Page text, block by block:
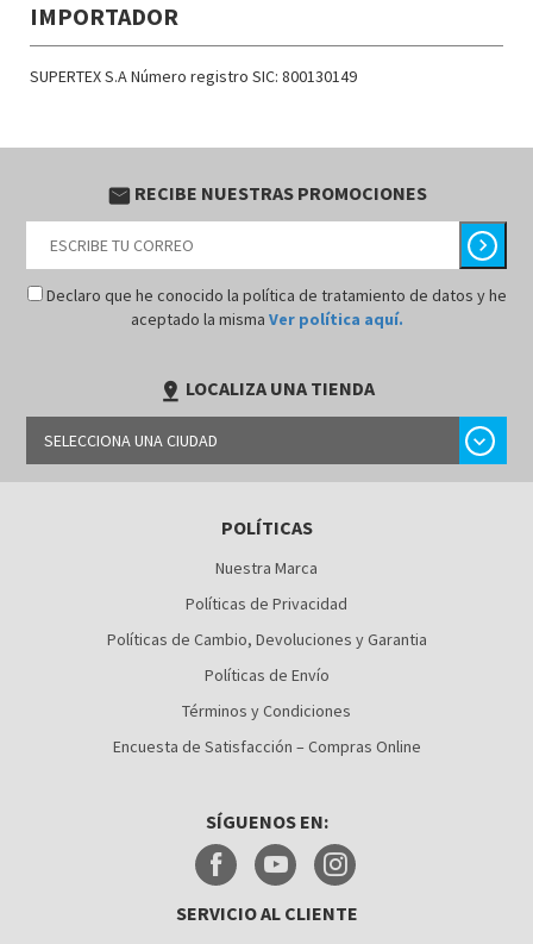
IMPORTADOR
SUPERTEX S.A Número registro SIC: 800130149
email RECIBE NUESTRAS PROMOCIONES
chevron_right
Declaro que he conocido la política de tratamiento de datos y he
aceptado la misma Ver política aquí.
pin_drop LOCALIZA UNA TIENDA
SELECCIONA UNA CIUDAD chevron_right
BARRANQUILLA
POLÍTICAS
Nuestra Marca
Políticas de Privacidad
Políticas de Cambio, Devoluciones y Garantia
Políticas de Envío
Términos y Condiciones
Encuesta de Satisfacción – Compras Online
SÍGUENOS EN:
SERVICIO AL CLIENTE